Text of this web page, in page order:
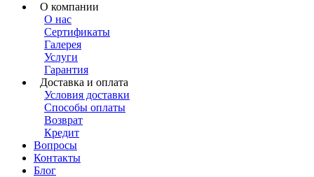
О компании
О нас
Сертификаты
Галерея
Услуги
Гарантия
Доставка и оплата
Условия доставки
Способы оплаты
Возврат
Кредит
Вопросы
Контакты
Блог